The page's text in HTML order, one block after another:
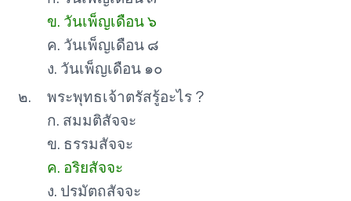
ข. วันเพ็ญเดือน ๖
ค. วันเพ็ญเดือน ๘
ง. วันเพ็ญเดือน ๑๐
๒.
พระพุทธเจ้าตรัสรู้อะไร ?
ก. สมมติสัจจะ
ข. ธรรมสัจจะ
ค. อริยสัจจะ
ง. ปรมัตถสัจจะ